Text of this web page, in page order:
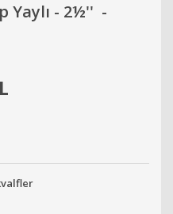
Yaylı - 2½'' -